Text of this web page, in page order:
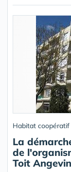
Habitat coopératif
La
de
Toit Angevin